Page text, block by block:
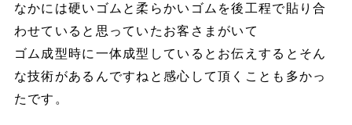
なかには硬いゴムと柔らかいゴムを後工程で貼り合
わせていると思っていたお客さまがいて
ゴム成型時に一体成型しているとお伝えするとそん
な技術があるんですねと感心して頂くことも多かっ
たです。